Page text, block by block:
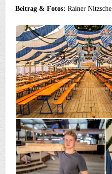
Beitrag & Fotos: Rainer Nitzsche